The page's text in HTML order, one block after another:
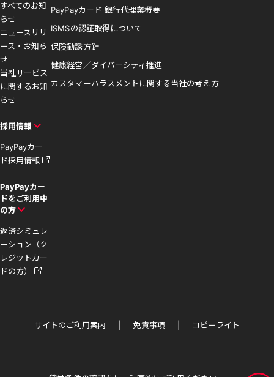
すべてのお知
らせ
ニュースリリ
ース・お知ら
せ
当社サービス
に関するお知
らせ
採用情報
PayPayカー
ド採用情報
PayPayカー
ドをご利用中
の方
返済シミュレ
ーション（ク
レジットカー
ドの方）
PayPayカード 銀行代理業概要
ISMSの認証取得について
保険勧誘方針
健康経営／ダイバーシティ推進
カスタマーハラスメントに関する当社の考え方
サイトのご利用案内 免責事項 コピーライト